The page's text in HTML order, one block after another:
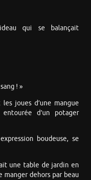
qui se balançait
! »
joues d’une mangue
d’un potager
boudeuse, se
une table de jardin en
dehors par beau